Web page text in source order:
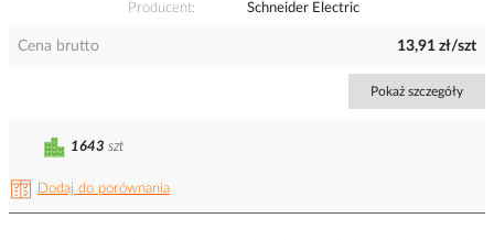
Producent
Schneider Electric
Cena brutto 13,91 zł/szt
Pokaż szczegóły
Dodaj do porównania
1643 szt